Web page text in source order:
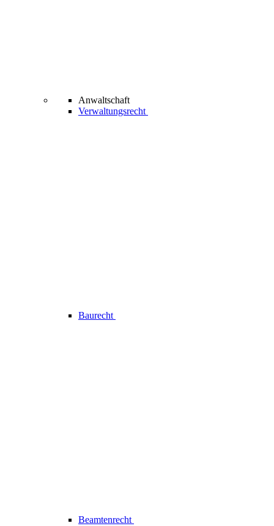
Anwaltschaft
Verwaltungsrecht
Baurecht
Beamtenrecht